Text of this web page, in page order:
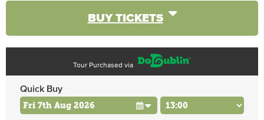
BUY TICKETS
Tour Purchased via
Quick Buy